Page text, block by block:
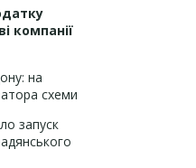
компанії
на
схеми
запуск